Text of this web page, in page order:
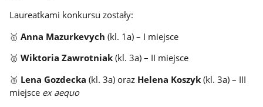
Laureatkami konkursu zostały:
🥇 Anna Mazurkevych (kl. 1a) – I miejsce
🥈 Wiktoria Zawrotniak (kl. 3a) – II miejsce
🥉 Lena Gozdecka (kl. 3a) oraz Helena Koszyk (kl. 3a) – III
miejsce ex aequo